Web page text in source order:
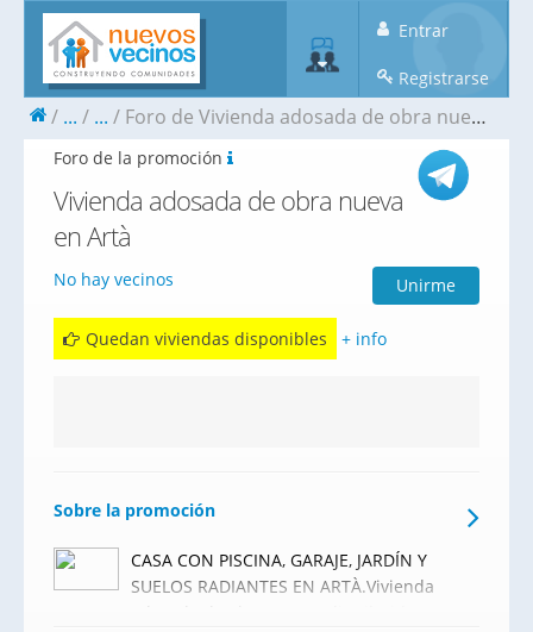
Entrar
Registrarse
... ... Foro de Vivienda adosada de obra nueva en Artà
Foro de la promoción
Vivienda adosada de obra nueva
en Artà
No hay vecinos Unirme
Quedan viviendas disponibles + info
Sobre la promoción
CASA CON PISCINA, GARAJE, JARDÍN Y
SUELOS RADIANTES EN ARTÀ.Vivienda